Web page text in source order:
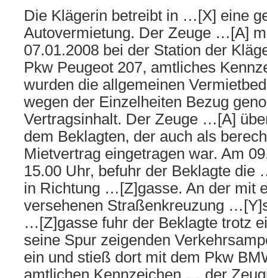
Die Klägerin betreibt in …[X] eine
Autovermietung. Der Zeuge …[A]
07.01.2008 bei der Station der
Pkw Peugeot 207, amtliches
wurden die allgemeinen
wegen der Einzelheiten Bezug
Vertragsinhalt. Der Zeuge …[A]
dem Beklagten, der auch als
Mietvertrag eingetragen war. Am
15.00 Uhr, befuhr der Beklagte
in Richtung …[Z]gasse. An der mit
versehenen Straßenkreuzung
…[Z]gasse fuhr der Beklagte trotz
seine Spur zeigenden
ein und stieß dort mit dem Pkw
amtlichen Kennzeichen … der